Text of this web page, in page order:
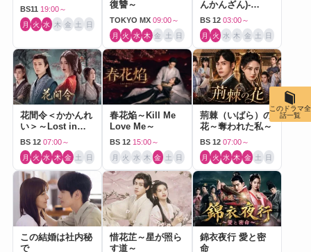
BS11 19:00～
月 火 水 木 金 土 日
復讐～
TOKYO MX 09:00～
月 火 水 木 金 土 日
んかんざん)-
Journey to Love-
BS 12 03:00～
月 火 水 木 金 土 日
花間令＜かかんれ
い＞～Lost in
Love～
BS 12 07:00～
月 火 水 木 金 土 日
春花焔～Kill Me
Love Me～
BS 12 15:00～
月 火 水 木 金 土 日
荊棘（いばら）の
花～奪われた私～
BS 12 07:00～
月 火 水 木 金 土 日
この結婚は社内秘
で
惜花芷～星が照ら
す道～
錦衣夜行 愛と密
命
このドラマ全
話一覧